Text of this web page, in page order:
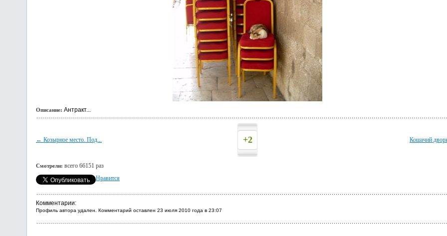
Описание: Антракт...
← Козырное место. Под... +2 Кошачий
Смотрели: всего 66151 раз
Нравится
Комментарии:
Профиль автора удален. Комментарий оставлен 23 июля 2010 года в 23:07